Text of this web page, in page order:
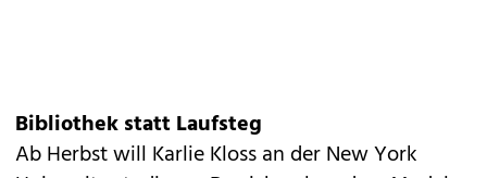
Bibliothek statt Laufsteg
Ab Herbst will Karlie Kloss an der New York